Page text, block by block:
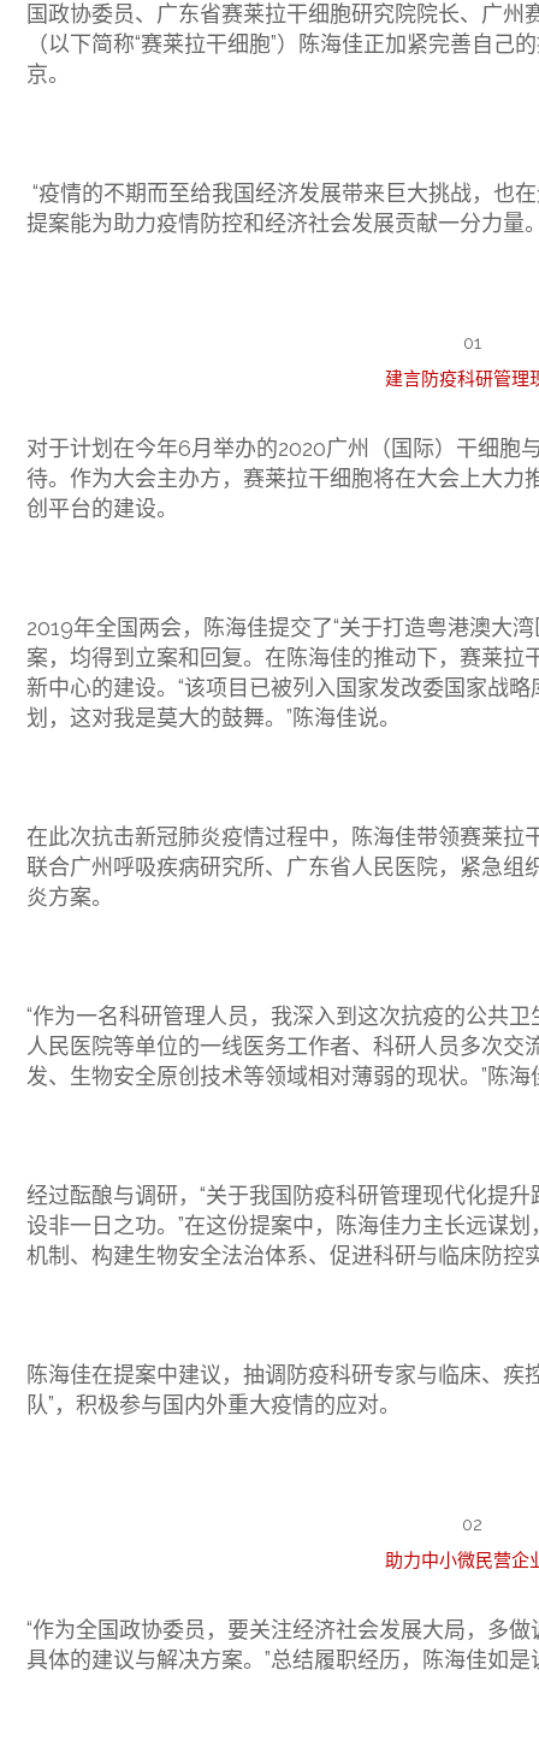
国政协委员、广东省赛莱拉干细胞研究院院长、广
（以下简称“赛莱拉干细胞”）陈海佳正加紧完善自
京。
“疫情的不期而至给我国经济发展带来巨大挑战，也
提案能为助力疫情防控和经济社会发展贡献一分力量
01
建言防疫科研管理
对于计划在今年6月举办的2020广州（国际）干细胞
待。作为大会主办方，赛莱拉干细胞将在大会上大力
创平台的建设。
2019年全国两会，陈海佳提交了“关于打造粤港澳大
案，均得到立案和回复。在陈海佳的推动下，赛莱拉
新中心的建设。“该项目已被列入国家发改委国家战
划，这对我是莫大的鼓舞。”陈海佳说。
在此次抗击新冠肺炎疫情过程中，陈海佳带领赛莱拉
联合广州呼吸疾病研究所、广东省人民医院，紧急组
炎方案。
“作为一名科研管理人员，我深入到这次抗疫的公共
人民医院等单位的一线医务工作者、科研人员多次交
发、生物安全原创技术等领域相对薄弱的现状。”陈海
经过酝酿与调研，“关于我国防疫科研管理现代化提
设非一日之功。”在这份提案中，陈海佳力主长远谋
机制、构建生物安全法治体系、促进科研与临床防控
陈海佳在提案中建议，抽调防疫科研专家与临床、疾
队”，积极参与国内外重大疫情的应对。
02
助力中小微民营企
“作为全国政协委员，要关注经济社会发展大局，多
具体的建议与解决方案。”总结履职经历，陈海佳如是